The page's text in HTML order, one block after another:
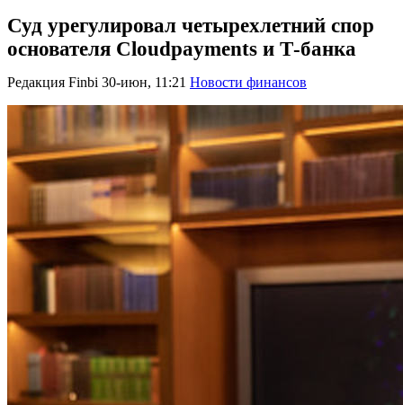
Суд урегулировал четырехлетний спор
основателя Cloudpayments и Т-банка
Редакция Finbi 30-июн, 11:21 Новости финансов